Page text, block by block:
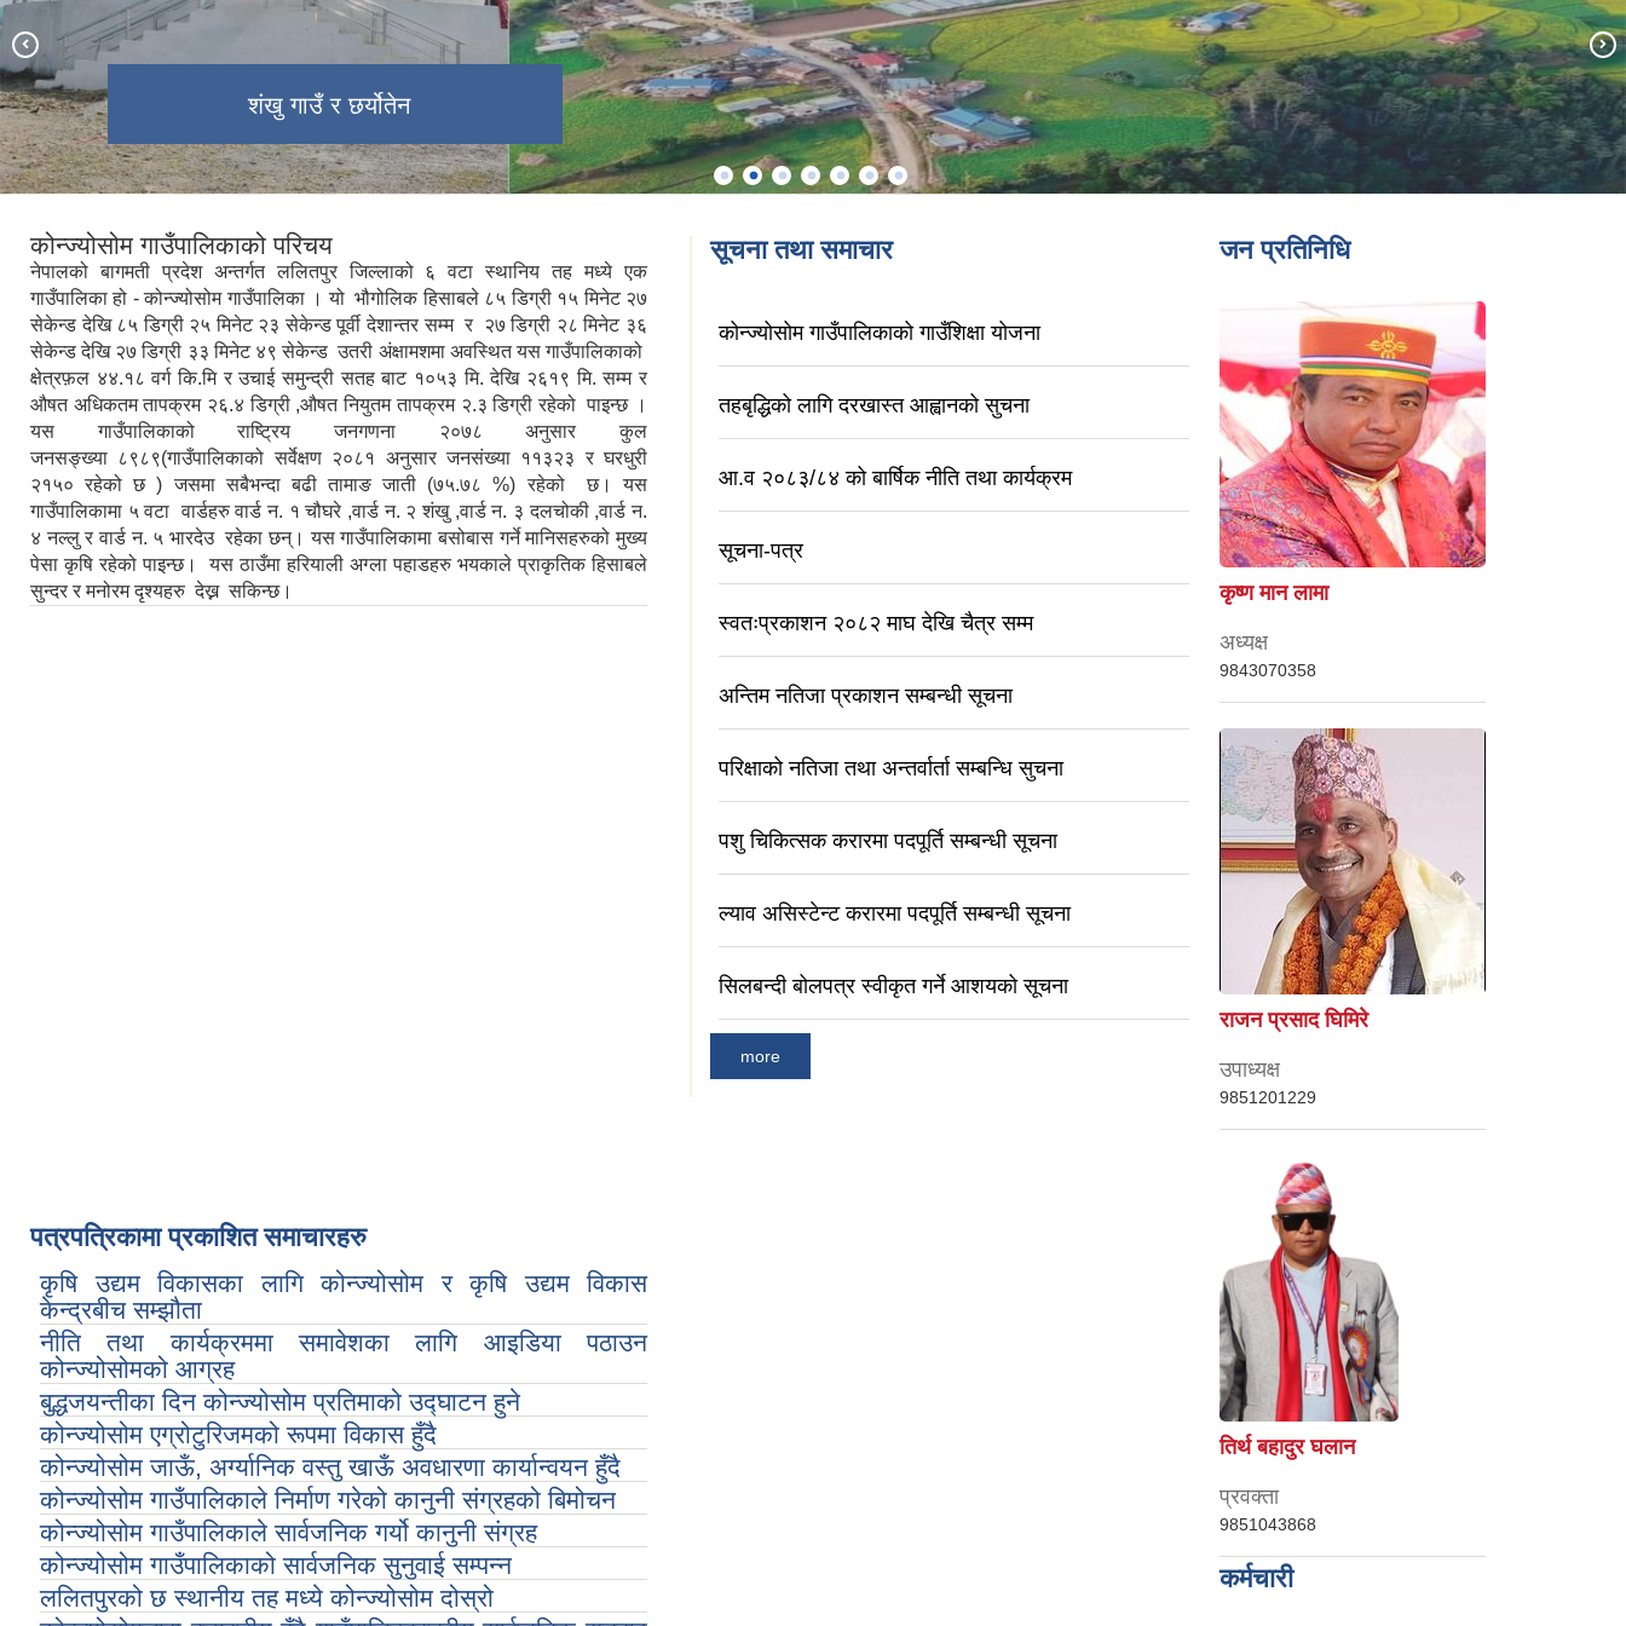
कोन्ज्योसोम प्रतिमा
शंखु गाउँ र छर्योतेन
दलचोकिबाट देखिने उपत्यकाको मनोरम दृश्य
जनप्रतिनिधिहरुको सामुहिक तस्विर
पाथीभरा मन्दिर ,नल्लु
चौघरे बस्तीको दृश्य
गाउँपालिकाको कार्यालय
कोन्ज्योसोम गाउँपालिकाको परिचय
नेपालको बागमती प्रदेश अन्तर्गत ललितपुर जिल्लाको ६ वटा स्थानिय तह मध्ये एक
गाउँपालिका हो - कोन्ज्योसोम गाउँपालिका । यो भौगोलिक हिसाबले ८५ डिग्री १५ मिनेट २७
सेकेन्ड देखि ८५ डिग्री २५ मिनेट २३ सेकेन्ड पूर्वी देशान्तर सम्म र २७ डिग्री २८ मिनेट ३६
सेकेन्ड देखि २७ डिग्री ३३ मिनेट ४९ सेकेन्ड उतरी अंक्षामशमा अवस्थित यस गाउँपालिकाको
क्षेत्रफ़ल ४४.१८ वर्ग कि.मि र उचाई समुन्द्री सतह बाट १०५३ मि. देखि २६१९ मि. सम्म र
औषत अधिकतम तापक्रम २६.४ डिग्री ,औषत नियुतम तापक्रम २.३ डिग्री रहेको पाइन्छ ।
यस गाउँपालिकाको राष्ट्रिय जनगणना २०७८ अनुसार कुल
जनसङ्ख्या ८९८९(गाउँपालिकाको सर्वेक्षण २०८१ अनुसार जनसंख्या ११३२३ र घरधुरी
२१५० रहेको छ ) जसमा सबैभन्दा बढी तामाङ जाती (७५.७८ %) रहेको छ। यस
गाउँपालिकामा ५ वटा वार्डहरु वार्ड न. १ चौघरे ,वार्ड न. २ शंखु ,वार्ड न. ३ दलचोकी ,वार्ड न.
४ नल्लु र वार्ड न. ५ भारदेउ रहेका छन्। यस गाउँपालिकामा बसोबास गर्ने मानिसहरुको मुख्य
पेसा कृषि रहेको पाइन्छ। यस ठाउँमा हरियाली अग्ला पहाडहरु भयकाले प्राकृतिक हिसाबले
सुन्दर र मनोरम दृश्यहरु देख्न सकिन्छ।
पत्रपत्रिकामा प्रकाशित समाचारहरु
कृषि उद्यम विकासका लागि कोन्ज्योसोम र कृषि उद्यम विकास
केन्द्रबीच सम्झौता
नीति तथा कार्यक्रममा समावेशका लागि आइडिया पठाउन
कोन्ज्योसोमको आग्रह
बुद्धजयन्तीका दिन कोन्ज्योसोम प्रतिमाको उद्घाटन हुने
कोन्ज्योसोम एग्रोटुरिजमको रूपमा विकास हुँदै
कोन्ज्योसोम जाऊँ, अर्ग्यानिक वस्तु खाऊँ अवधारणा कार्यान्वयन हुँदै
कोन्ज्योसोम गाउँपालिकाले निर्माण गरेको कानुनी संग्रहको बिमोचन
कोन्ज्योसोम गाउँपालिकाले सार्वजनिक गर्यो कानुनी संग्रह
कोन्ज्योसोम गाउँपालिकाको सार्वजनिक सुनुवाई सम्पन्न
ललितपुरको छ स्थानीय तह मध्ये कोन्ज्योसोम दोस्रो
सूचना तथा समाचार
कोन्ज्योसोम गाउँपालिकाको गाउँशिक्षा योजना
तहबृद्धिको लागि दरखास्त आह्वानको सुचना
आ.व २०८३/८४ को बार्षिक नीति तथा कार्यक्रम
सूचना-पत्र
स्वतःप्रकाशन २०८२ माघ देखि चैत्र सम्म
अन्तिम नतिजा प्रकाशन सम्बन्धी सूचना
परिक्षाको नतिजा तथा अन्तर्वार्ता सम्बन्धि सुचना
पशु चिकित्सक करारमा पदपूर्ति सम्बन्धी सूचना
ल्याव असिस्टेन्ट करारमा पदपूर्ति सम्बन्धी सूचना
सिलबन्दी बोलपत्र स्वीकृत गर्ने आशयको सूचना
more
जन प्रतिनिधि
कृष्ण मान लामा
अध्यक्ष
9843070358
राजन प्रसाद घिमिरे
उपाध्यक्ष
9851201229
तिर्थ बहादुर घलान
प्रवक्ता
9851043868
कर्मचारी